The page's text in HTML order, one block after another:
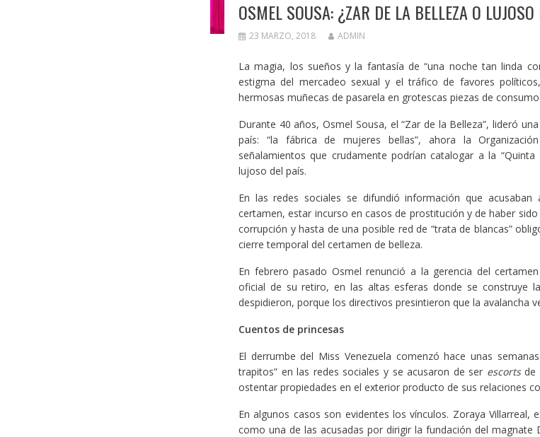
OSMEL SOUSA: ¿ZAR DE LA BELLEZA O LUJOSO
23 MARZO, 2018 ADMIN
La magia, los sueños y la fantasía de “una noche tan linda
estigma del mercadeo sexual y el tráfico de favores
hermosas muñecas de pasarela en grotescas piezas de
Durante 40 años, Osmel Sousa, el “Zar de la Belleza”, lideró
país: “la fábrica de mujeres bellas”, ahora la
señalamientos que crudamente podrían catalogar a la
lujoso del país.
En las redes sociales se difundió información que
certamen, estar incurso en casos de prostitución y de haber
corrupción y hasta de una posible red de “trata de blancas”
cierre temporal del certamen de belleza.
En febrero pasado Osmel renunció a la gerencia del
oficial de su retiro, en las altas esferas donde se construye
despidieron, porque los directivos presintieron que la avalancha
Cuentos de princesas
El derrumbe del Miss Venezuela comenzó hace unas
trapitos” en las redes sociales y se acusaron de ser escortsde
ostentar propiedades en el exterior producto de sus relaciones
En algunos casos son evidentes los vínculos. Zoraya Villarreal,
como una de las acusadas por dirigir la fundación del magnate